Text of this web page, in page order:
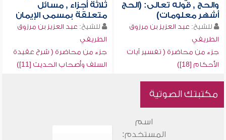
والحج , قوله تعالى: (الحج
أشهر معلومات)
للشيخ: عبد العزيز بن مرزوق
الطريفي
جزء من محاضرة ( تفسير آيات
الأحكام [18])
ثلاثة أجزاء , مسائل
متعلقة بمسمى الإيمان
للشيخ: عبد العزيز بن مرزوق
الطريفي
جزء من محاضرة ( شرح عقيدة
السلف وأصحاب الحديث [11])
مكتبتك الصوتية
اسم
المستخدم: